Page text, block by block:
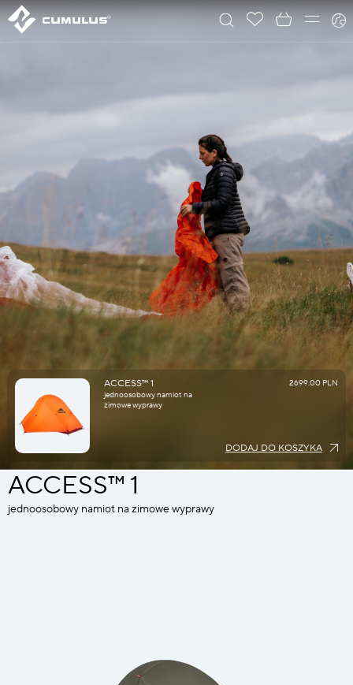
ACCESS™ 1
jednoosobowy namiot na
zimowe wyprawy
2699.00 PLN
DODAJ DO KOSZYKA
ACCESS™ 1
jednoosobowy namiot na zimowe wyprawy